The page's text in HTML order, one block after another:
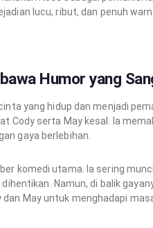
lucu, ribut, dan penuh
Humor yang
yang hidup dan menjadi
Cody serta May kesal. Ia
gaya berlebihan.
komedi utama. Ia sering
Namun, di balik
May untuk menghadapi